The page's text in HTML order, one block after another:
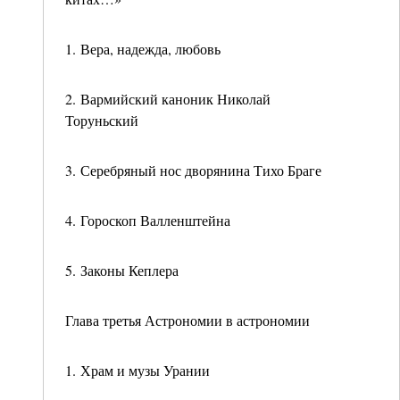
1. Вера, надежда, любовь
2. Вармийский каноник Николай
Торуньский
3. Серебряный нос дворянина Тихо Браге
4. Гороскоп Валленштейна
5. Законы Кеплера
Глава третья Астрономии в астрономии
1. Храм и музы Урании